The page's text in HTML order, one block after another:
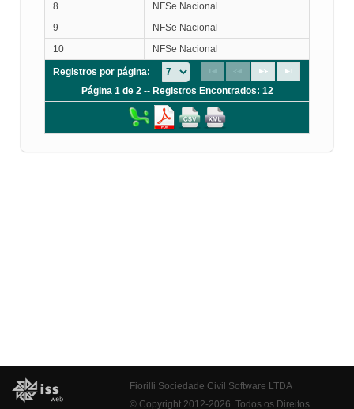
8
NFSe Nacional
9
NFSe Nacional
10
NFSe Nacional
Registros por página:
Página 1 de 2 -- Registros Encontrados: 12
Fiorilli Sociedade Civil Software LTDA
© Copyright 2012-2026. Todos os Direitos